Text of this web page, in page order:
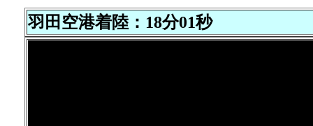
羽田空港着陸：18分01秒